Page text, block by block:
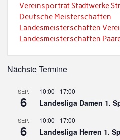
Vereinsporträt Stadtwerke
Deutsche Meisterschaften
Landesmeisterschaften
Landesmeisterschaften
Nächste Termine
SEP.
6
10:00 - 17:00
Landesliga Damen 1.
SEP.
6
10:00 - 17:00
Landesliga Herren 1.